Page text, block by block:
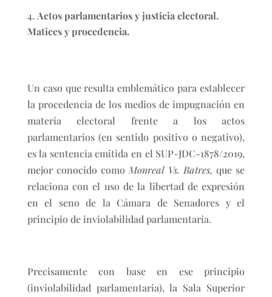
Actos parlamentarios y justicia electoral.
Matices y procedencia.
Un caso que resulta emblemático para establecer
la procedencia de los medios de impugnación en
materia electoral frente a los actos
parlamentarios (en sentido positivo o negativo),
es la sentencia emitida en el SUP-JDC-1878/2019,
mejor conocido como Monreal Vs. Batres,que se
relaciona con el uso de la libertad de expresión
en el seno de la Cámara de Senadores y el
principio de inviolabilidad parlamentaria.
Precisamente con base en ese principio
(inviolabilidad parlamentaria), la Sala Superior